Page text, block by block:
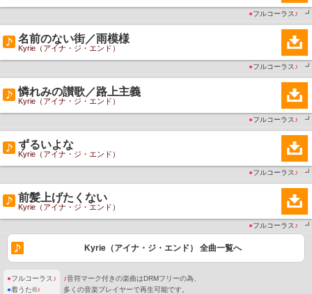
●フルコーラス ♪ ┛
名前のない街／雨模様
Kyrie（アイナ・ジ・エンド）
●フルコーラス ♪ ┛
憐れみの讃歌／路上主義
Kyrie（アイナ・ジ・エンド）
●フルコーラス ♪ ┛
ずるいよな
Kyrie（アイナ・ジ・エンド）
●フルコーラス ♪ ┛
前髪上げたくない
Kyrie（アイナ・ジ・エンド）
●フルコーラス ♪ ┛
Kyrie（アイナ・ジ・エンド） 全曲一覧へ
●フルコーラス ♪
●着うた®♪
♪音符マーク付きの楽曲はDRMフリーの為、
多くの音楽プレイヤーで再生可能です。